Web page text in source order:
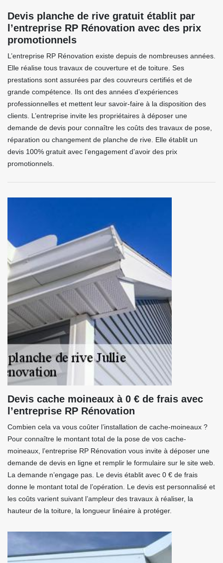
Devis planche de rive gratuit établit par
l’entreprise RP Rénovation avec des prix
promotionnels
L’entreprise RP Rénovation existe depuis de nombreuses années.
Elle réalise tous travaux de couverture et de toiture. Ses
prestations sont assurées par des couvreurs certifiés et de
grande compétence. Ils ont des années d’expériences
professionnelles et mettent leur savoir-faire à la disposition des
clients. L’entreprise invite les propriétaires à déposer une
demande de devis pour connaître les coûts des travaux de pose,
réparation ou changement de planche de rive. Elle établit un
devis 100% gratuit avec l’engagement d’avoir des prix
promotionnels.
Devis cache moineaux à 0 € de frais avec
l’entreprise RP Rénovation
Combien cela va vous coûter l’installation de cache-moineaux ?
Pour connaître le montant total de la pose de vos cache-
moineaux, l’entreprise RP Rénovation vous invite à déposer une
demande de devis en ligne et remplir le formulaire sur le site web.
La demande n’engage pas. Le devis établit avec 0 € de frais
donne le montant total de l’opération. Le devis est personnalisé et
les coûts varient suivant l’ampleur des travaux à réaliser, la
hauteur de la toiture, la longueur linéaire à protéger.